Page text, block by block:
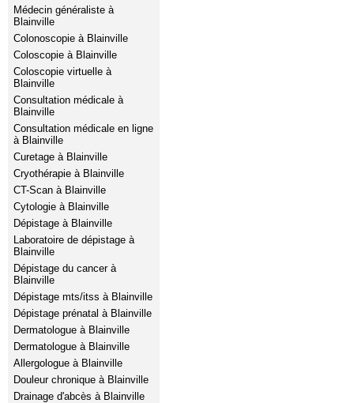
Médecin généraliste à
Blainville
Colonoscopie à Blainville
Coloscopie à Blainville
Coloscopie virtuelle à
Blainville
Consultation médicale à
Blainville
Consultation médicale en ligne
à Blainville
Curetage à Blainville
Cryothérapie à Blainville
CT-Scan à Blainville
Cytologie à Blainville
Dépistage à Blainville
Laboratoire de dépistage à
Blainville
Dépistage du cancer à
Blainville
Dépistage mts/itss à Blainville
Dépistage prénatal à Blainville
Dermatologue à Blainville
Dermatologue à Blainville
Allergologue à Blainville
Douleur chronique à Blainville
Drainage d'abcès à Blainville